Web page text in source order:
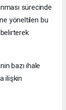
sürecinde
yöneltilen bu
bazı ihale
ilişkin